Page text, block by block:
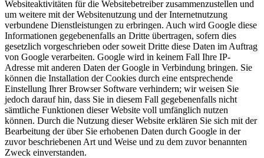
Websiteaktivitäten für die Websitebetreiber zusammenzustellen und
um weitere mit der Websitenutzung und der Internetnutzung
verbundene Dienstleistungen zu erbringen. Auch wird Google diese
Informationen gegebenenfalls an Dritte übertragen, sofern dies
gesetzlich vorgeschrieben oder soweit Dritte diese Daten im Auftrag
von Google verarbeiten. Google wird in keinem Fall Ihre IP-
Adresse mit anderen Daten der Google in Verbindung bringen. Sie
können die Installation der Cookies durch eine entsprechende
Einstellung Ihrer Browser Software verhindern; wir weisen Sie
jedoch darauf hin, dass Sie in diesem Fall gegebenenfalls nicht
sämtliche Funktionen dieser Website voll umfänglich nutzen
können. Durch die Nutzung dieser Website erklären Sie sich mit der
Bearbeitung der über Sie erhobenen Daten durch Google in der
zuvor beschriebenen Art und Weise und zu dem zuvor benannten
Zweck einverstanden.